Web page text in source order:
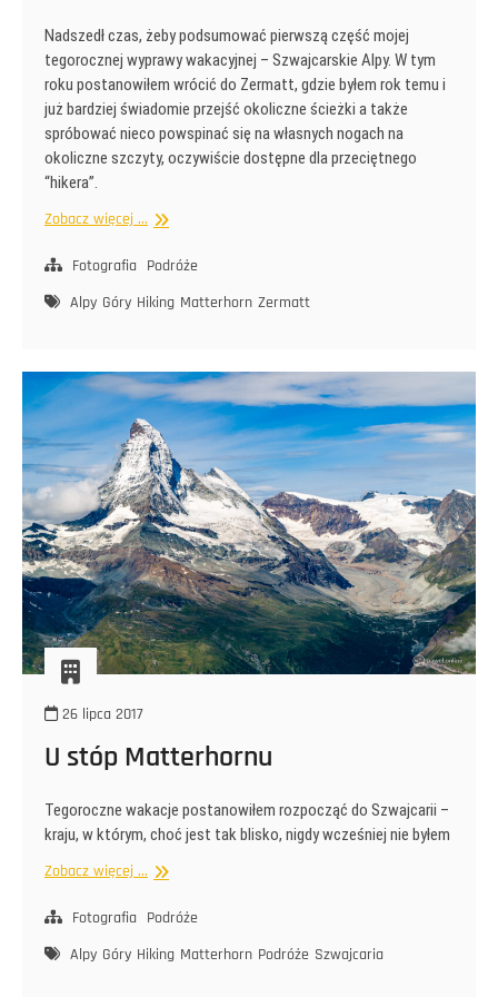
Nadszedł czas, żeby podsumować pierwszą część mojej
tegorocznej wyprawy wakacyjnej – Szwajcarskie Alpy. W tym
roku postanowiłem wrócić do Zermatt, gdzie byłem rok temu i
już bardziej świadomie przejść okoliczne ścieżki a także
spróbować nieco powspinać się na własnych nogach na
okoliczne szczyty, oczywiście dostępne dla przeciętnego
“hikera”.
Zobacz więcej ... Powrót
Zermatt
Fotografia
Podróże
Alpy Góry Hiking Matterhorn Zermatt
26 lipca 2017
U stóp Matterhornu
Tegoroczne wakacje postanowiłem rozpocząć do Szwajcarii –
kraju, w którym, choć jest tak blisko, nigdy wcześniej nie byłem
Zobacz więcej ...
Matterhornu
Fotografia
Podróże
Alpy Góry Hiking Matterhorn Podróże Szwajcaria